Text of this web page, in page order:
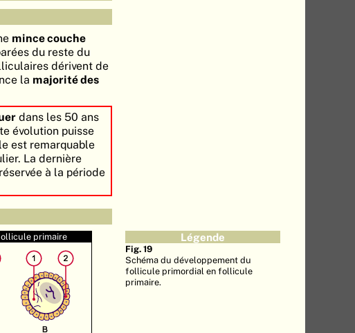
mince couche
du reste du
dérivent de
la majorité des
dans les 50 ans
évolution puisse
est remarquable
La dernière
à la période
primaire Légende
Fig. 19
Schéma du développement du
follicule primordial en follicule
primaire.